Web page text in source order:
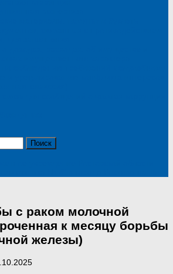
с раком молочной
к месяцу борьбы
железы)